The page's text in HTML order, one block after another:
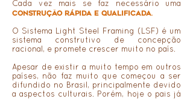
Cada vez mais se faz necessário uma
construção rápida e qualificada.
O Sistema Light Steel Framing (LSF) é um
sistema construtivo de concepção
racional, e promete crescer muito no país.
Apesar de existir a muito tempo em outros
países, não faz muito que começou a ser
difundido no Brasil, principalmente devido
a aspectos culturais. Porém, hoje o pais já